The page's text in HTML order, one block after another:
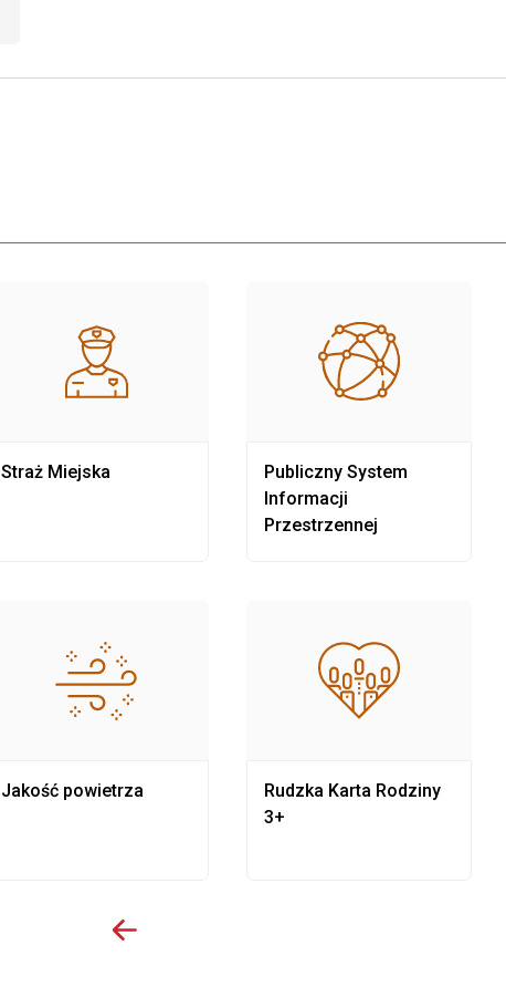
Straż Miejska
Jakość powietrza
Publiczny System
Informacji
Przestrzennej
Rudzka Karta Rodziny
3+